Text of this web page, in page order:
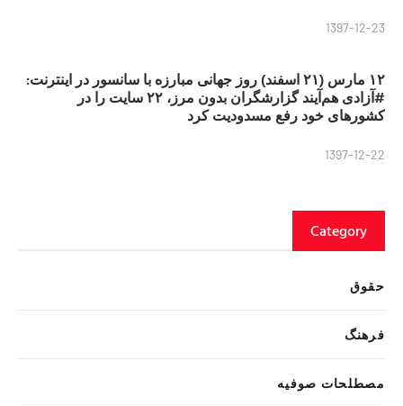
1397-12-23
۱۲ مارس (۲۱ اسفند) روز جهانی مبارزه با سانسور در اینترنت:
#آزادی هم‌آیند گزارشگران‌ بدون مرز، ۲۲ سایت را در
کشورهای خود رفع مسدودیت کرد
1397-12-22
Category
حقوق
فرهنگ
مصطلحات صوفیه